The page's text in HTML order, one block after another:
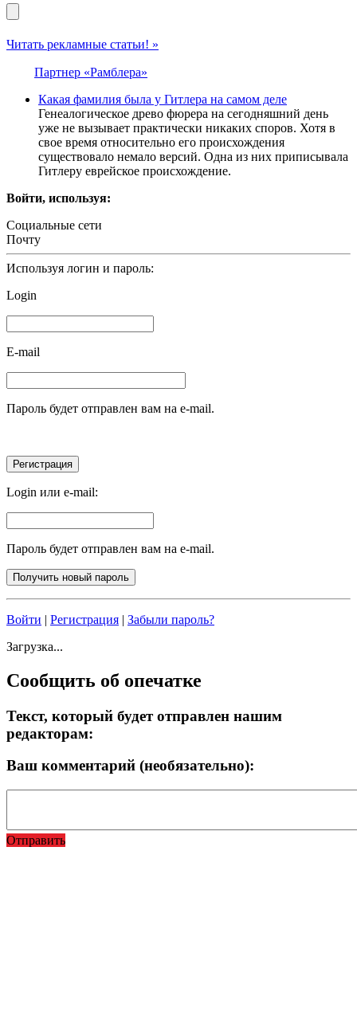
Читать рекламные статьи! »
Партнер «Рамблера»
Какая фамилия была у Гитлера на самом деле
Генеалогическое древо фюрера на сегодняшний день
уже не вызывает практически никаких споров. Хотя в
свое время относительно его происхождения
существовало немало версий. Одна из них приписывала
Гитлеру еврейское происхождение.
Войти, используя:
Социальные сети
Почту
Используя логин и пароль:
Login
E-mail
Пароль будет отправлен вам на e-mail.
Login или e-mail:
Пароль будет отправлен вам на e-mail.
Войти | Регистрация | Забыли пароль?
Загрузка...
Сообщить об опечатке
Текст, который будет отправлен нашим
редакторам:
Ваш комментарий (необязательно):
Отправить